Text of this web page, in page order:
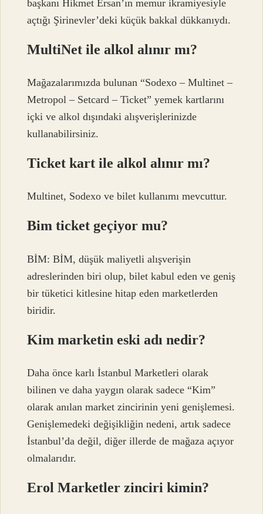
başkanı Hikmet Ersan’ın memur ikramiyesiyle
açtığı Şirinevler’deki küçük bakkal dükkanıydı.
MultiNet ile alkol alınır mı?
Mağazalarımızda bulunan “Sodexo – Multinet –
Metropol – Setcard – Ticket” yemek kartlarını
içki ve alkol dışındaki alışverişlerinizde
kullanabilirsiniz.
Ticket kart ile alkol alınır mı?
Multinet, Sodexo ve bilet kullanımı mevcuttur.
Bim ticket geçiyor mu?
BİM: BİM, düşük maliyetli alışverişin
adreslerinden biri olup, bilet kabul eden ve geniş
bir tüketici kitlesine hitap eden marketlerden
biridir.
Kim marketin eski adı nedir?
Daha önce karlı İstanbul Marketleri olarak
bilinen ve daha yaygın olarak sadece “Kim”
olarak anılan market zincirinin yeni genişlemesi.
Genişlemedeki değişikliğin nedeni, artık sadece
İstanbul’da değil, diğer illerde de mağaza açıyor
olmalarıdır.
Erol Marketler zinciri kimin?